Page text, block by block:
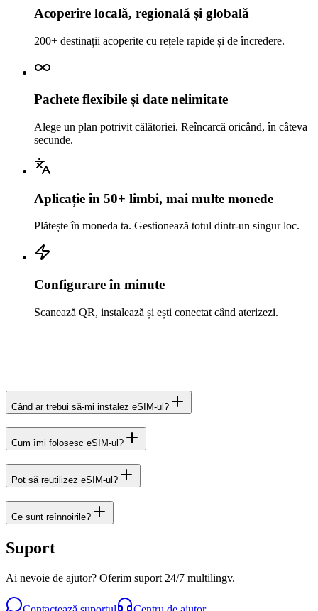
Acoperire locală, regională și globală
200+ destinații acoperite cu rețele rapide și de încredere.
Pachete flexibile și date nelimitate
Alege un plan potrivit călătoriei. Reîncarcă oricând, în câteva
secunde.
Aplicație în 50+ limbi, mai multe monede
Plătește în moneda ta. Gestionează totul dintr-un singur loc.
Configurare în minute
Scanează QR, instalează și ești conectat când aterizezi.
Când ar trebui să-mi instalez eSIM-ul?
Cum îmi folosesc eSIM-ul?
Pot să reutilizez eSIM-ul?
Ce sunt reînnoirile?
Suport
Ai nevoie de ajutor? Oferim suport 24/7 multilingv.